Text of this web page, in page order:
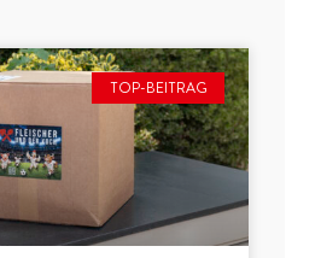
TOP-BEITRAG